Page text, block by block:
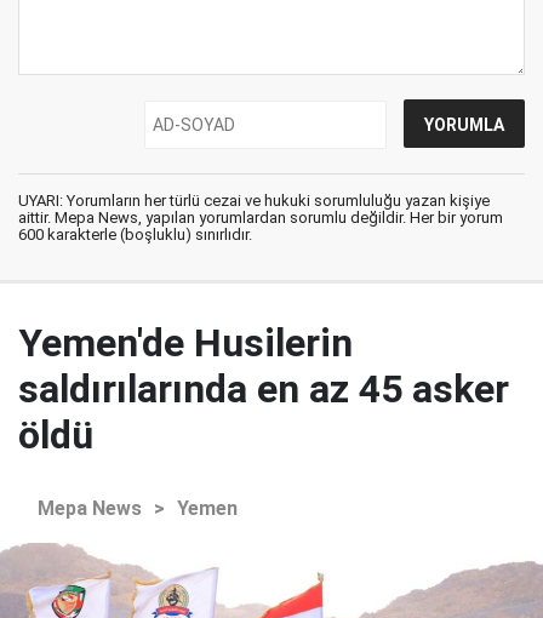
UYARI: Yorumların her türlü cezai ve hukuki sorumluluğu yazan kişiye
aittir. Mepa News, yapılan yorumlardan sorumlu değildir. Her bir yorum
600 karakterle (boşluklu) sınırlıdır.
Yemen'de Husilerin
saldırılarında en az 45 asker
öldü
Mepa News > Yemen